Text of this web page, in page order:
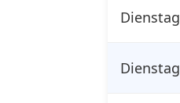
Dienstag
Dienstag